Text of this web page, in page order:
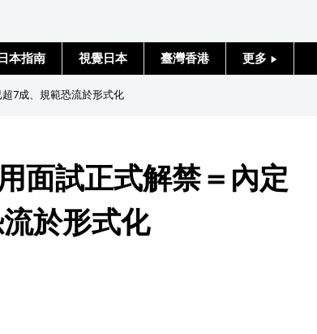
日本指南 視覺日本 臺灣香港 更多
政治外交
7成、規範恐流於形式化
面試正式解禁＝內定
於形式化